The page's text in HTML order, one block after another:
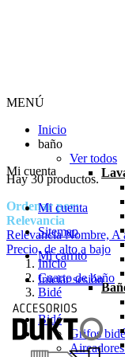
Mi cuenta
Mi cuenta
Sitemap
Mi carrito
Iniciar sesión
MENÚ
Inicio
baño
Ver todos
Hay 30 productos.
Ordenar por:
Relevancia
RelevanciaNombre, A
Precio, de alto a bajo
Inicio
Cuarto de baño
Bidé
Bidé
Grifos bidé